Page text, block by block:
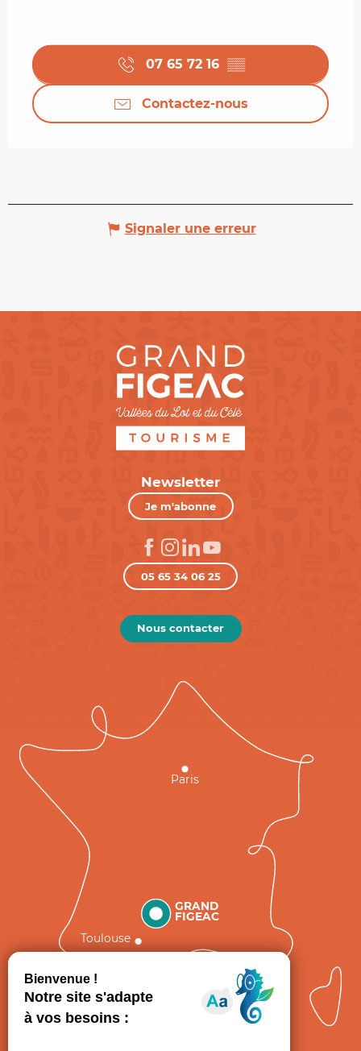
07 65 72 16 ▒▒
Contactez-nous
Signaler une erreur
Newsletter
Je m'abonne
05 65 34 06 25
Nous contacter
GRAND
FIGEAC
Toulouse
Paris